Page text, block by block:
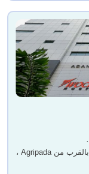
مركز الشرطة ، 1877 Anandrao Nair Marg بالقرب من Agripada ،